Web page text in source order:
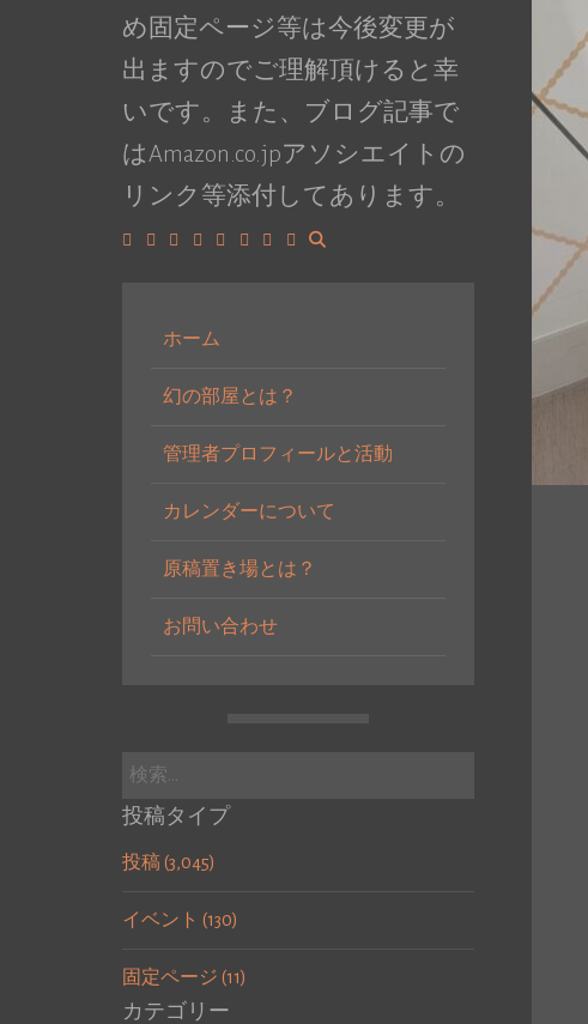
め固定ページ等は今後変更が
出ますのでご理解頂けると幸
いです。また、ブログ記事で
はAmazon.co.jpアソシエイトの
リンク等添付してあります。
ホーム
幻の部屋とは？
管理者プロフィールと活動
カレンダーについて
原稿置き場とは？
お問い合わせ
検
投稿タイプ
投稿 (3,045)
イベント (130)
固定ページ (11)
カテゴリー